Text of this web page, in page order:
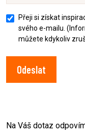
Přeji si získat
svého e-mailu.
můžete kdykoliv
Odeslat
Na Váš dotaz